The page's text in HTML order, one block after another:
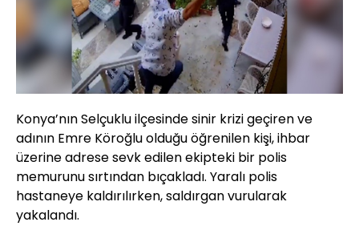
Konya’nın Selçuklu ilçesinde sinir krizi geçiren ve
adının Emre Köroğlu olduğu öğrenilen kişi, ihbar
üzerine adrese sevk edilen ekipteki bir polis
memurunu sırtından bıçakladı. Yaralı polis
hastaneye kaldırılırken, saldırgan vurularak
yakalandı.